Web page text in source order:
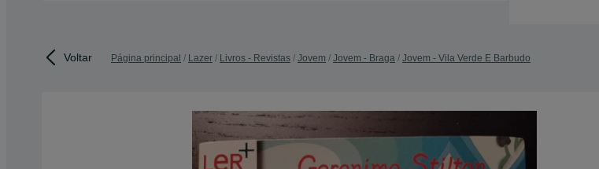
Voltar Página principal Lazer Livros - Revistas Jovem Jovem - Braga Jovem - Vila Verde E Barbudo